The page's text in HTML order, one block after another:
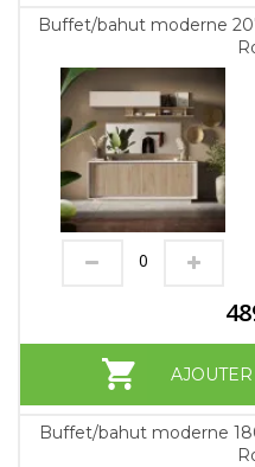
Buffet/bahut moderne
Buffet/bahut moderne